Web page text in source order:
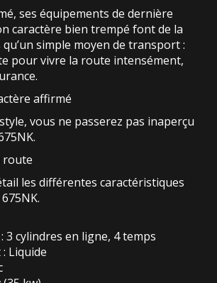
ses équipements de dernière
caractère bien trempé font de la
simple moyen de transport :
pour vivre la route intensément,
affirmé
vous ne passerez pas inaperçu
route
les différentes caractéristiques
3 cylindres en ligne, 4 temps
Liquide